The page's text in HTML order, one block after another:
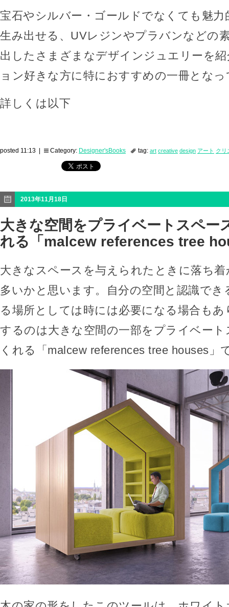
宝石やシルバー・ゴールドでなくても魅
生み出せる、UVレジンやプラバンなどの
出したさまざまなデザインジュエリーを
ョン好きな方に特におすすめの一冊とな
詳しくは以下
posted 11:13 | Category: Designer'sBooks tag: art creative design アート クリ
2013年11月18日
大きな空間をプライベートスペー
れる「malcew references tree
大きなスペースを与えられたときに落ち
多いかと思います。自分の空間と認識でき
る場所としては時には必要になる場合もあ
するのは大きな空間の一部をプライベー
くれる「malcew references tree houses」